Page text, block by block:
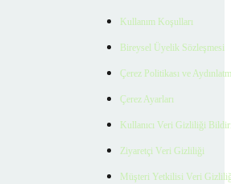
Kullanım Koşulları
Bireysel Üyelik Sözleşmesi
Çerez Politikası ve
Çerez Ayarları
Kullanıcı Veri Gizliliği
Ziyaretçi Veri Gizliliği
Müşteri Yetkilisi Veri